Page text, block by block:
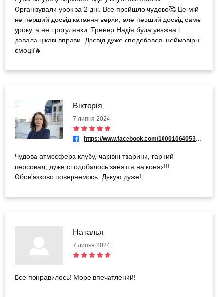
Організували урок за 2 дні. Все пройшло чудово🥰 Це мій
не перший досвід катання верхи, але перший досвід саме
уроку, а не прогулянки. Тренер Надія була уважна і
давала цікаві вправи. Досвід дуже сподобався, неймовірні
емоції🔥
Вікторія
7 липня 2024
https://www.facebook.com/100010640532490
Чудова атмосфера клубу, чарівні тварини, гарний
персонал, дуже сподобалось заняття на конях!!!
Обов'язково повернемось. Дякую дуже!
Наталья
7 липня 2024
Все понравилось! Море впечатлений!